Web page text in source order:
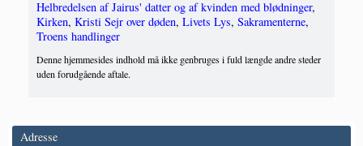
Helbredelsen af Jairus' datter og af kvinden med blødninger,
Kirken, Kristi Sejr over døden, Livets Lys, Sakramenterne,
Troens handlinger
Denne hjemmesides indhold må ikke genbruges i fuld længde andre steder
uden forudgående aftale.
Adresse